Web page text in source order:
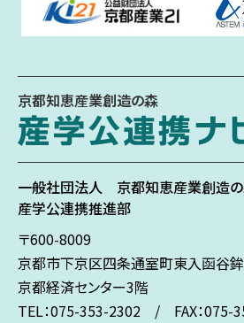
京都知恵産業創造の森
一般社団法人 京都知恵産業創造
産学公連携推進部
〒600-8009
京都市下京区四条通室町東入函谷
京都経済センター3階
TEL：075-353-2302 / FAX：075-